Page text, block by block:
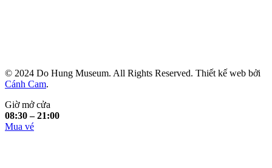
© 2024 Do Hung Museum. All Rights Reserved. Thiết kế web bởi
Cánh Cam.
Giờ mở cửa
08:30 – 21:00
Mua vé